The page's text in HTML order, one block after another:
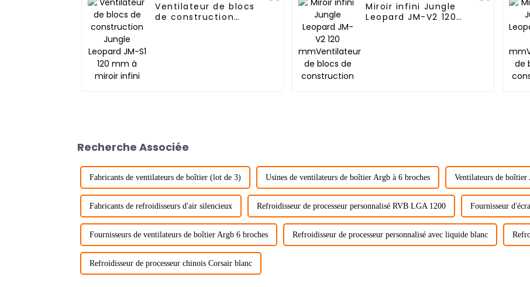
Ventilateur de blocs
de construction
Miroir infini Jungle
Leopard JM-V2 120
Recherche Associée
Fabricants de ventilateurs de boîtier (lot de 3) Usines de ventilateurs de boîtier Argb à 6 broches Ventilateurs de
Fabricants de refroidisseurs d'air silencieux Refroidisseur de processeur personnalisé RVB LGA 1200 Fournisseur
Fournisseurs de ventilateurs de boîtier Argb 6 broches Refroidisseur de processeur personnalisé avec liquide blanc
Refroidisseur de processeur chinois Corsair blanc